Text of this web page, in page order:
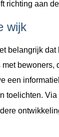
richting aan
wijk
belangrijk
bewoners,
een
toelichten. Via